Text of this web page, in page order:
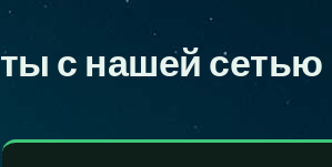
с нашей сетью